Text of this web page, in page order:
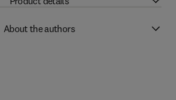
About the authors